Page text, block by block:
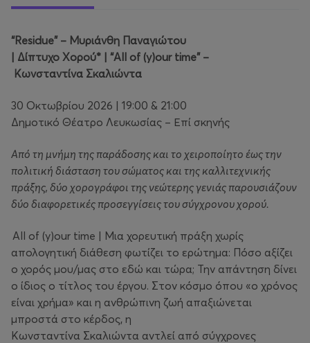
“Residue” – Μυριάνθη Παναγιώτου
| Δίπτυχο Χορού* | “All of (y)our time” –
Κωνσταντίνα Σκαλιώντα
30 Οκτωβρίου 2026 | 19:00 & 21:00
Δημοτικό Θέατρο Λευκωσίας – Επί σκηνής
Από τη μνήμη της παράδοσης και το χειροποίητο έως την
πολιτική διάσταση του σώματος και της καλλιτεχνικής
πράξης, δύο χορογράφοι της νεώτερης γενιάς παρουσιάζουν
δύο διαφορετικές προσεγγίσεις του σύγχρονου χορού.
All of (y)our time | Μια χορευτική πράξη χωρίς
απολογητική διάθεση φωτίζει το ερώτημα: Πόσο αξίζει
ο χορός μου/μας στο εδώ και τώρα; Την απάντηση δίνει
ο ίδιος ο τίτλος του έργου. Στον κόσμο όπου «ο χρόνος
είναι χρήμα» και η ανθρώπινη ζωή απαξιώνεται
μπροστά στο κέρδος, η
Κωνσταντίνα Σκαλιώντα αντλεί από σύγχρονες